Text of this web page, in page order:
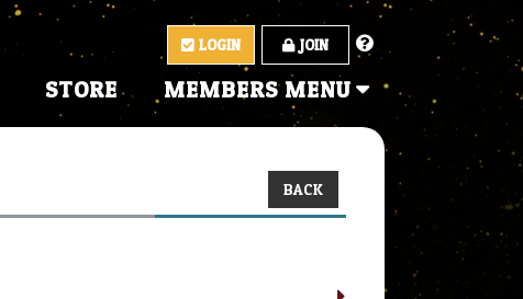
LOGIN JOIN
STORE MEMBERS MENU
BACK